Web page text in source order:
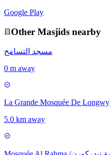
Google Play
Other Masjids nearby
مسجد التسامح
0 m away
La Grande Mosquée De Longwy
5.0 km away